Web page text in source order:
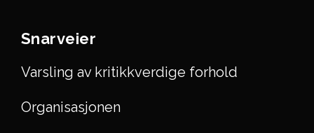
Snarveier
Varsling av kritikkverdige forhold
Organisasjonen